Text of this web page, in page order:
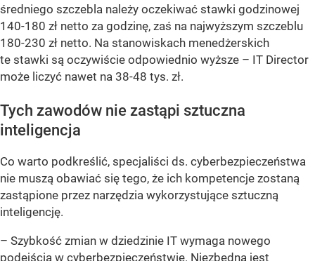
średniego szczebla należy oczekiwać stawki godzinowej
140-180 zł netto za godzinę, zaś na najwyższym szczeblu
180-230 zł netto. Na stanowiskach menedżerskich
te stawki są oczywiście odpowiednio wyższe – IT Director
może liczyć nawet na 38-48 tys. zł.
Tych zawodów nie zastąpi sztuczna
inteligencja
Co warto podkreślić, specjaliści ds. cyberbezpieczeństwa
nie muszą obawiać się tego, że ich kompetencje zostaną
zastąpione przez narzędzia wykorzystujące sztuczną
inteligencję.
– Szybkość zmian w dziedzinie IT wymaga nowego
podejścia w cyberbezpieczeństwie. Niezbędna jest